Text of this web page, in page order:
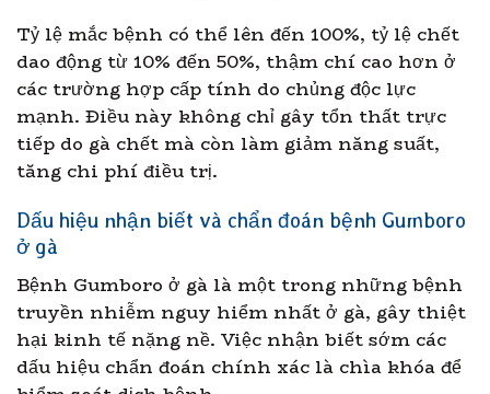
Tỷ lệ mắc bệnh có thể lên đến 100%, tỷ lệ chết
dao động từ 10% đến 50%, thậm chí cao hơn ở
các trường hợp cấp tính do chủng độc lực
mạnh. Điều này không chỉ gây tổn thất trực
tiếp do gà chết mà còn làm giảm năng suất,
tăng chi phí điều trị.
Dấu hiệu nhận biết và chẩn đoán bệnh Gumboro
ở gà
Bệnh Gumboro ở gà là một trong những bệnh
truyền nhiễm nguy hiểm nhất ở gà, gây thiệt
hại kinh tế nặng nề. Việc nhận biết sớm các
dấu hiệu chẩn đoán chính xác là chìa khóa để